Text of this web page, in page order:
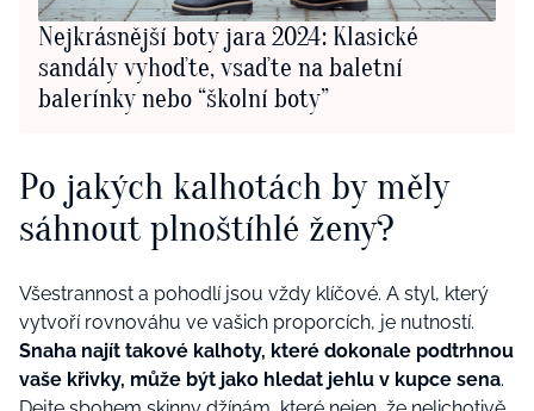
Nejkrásnější boty jara 2024: Klasické
sandály vyhoďte, vsaďte na baletní
balerínky nebo “školní boty”
Po jakých kalhotách by měly
sáhnout plnoštíhlé ženy?
Všestrannost a pohodlí jsou vždy klíčové. A styl, který
vytvoří rovnováhu ve vašich proporcích, je nutností.
Snaha najít takové kalhoty, které dokonale podtrhnou
vaše křivky, může být jako hledat jehlu v kupce sena.